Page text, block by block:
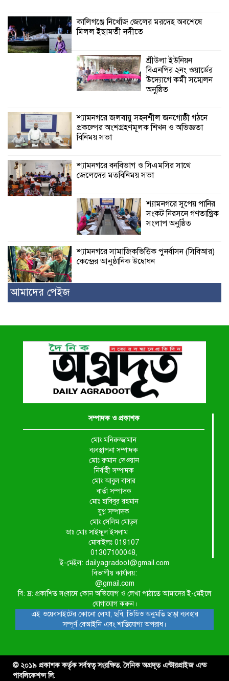
শ্যামনগরে বনবিভাগ ও সিএমসির সাথে
কালিগঞ্জে নিখোঁজ জেলের মরদেহ অবশেষে
মিলল ইছামতী নদীতে
শ্রীউলা ইউনিয়ন
বিএনপির ২নং ওয়ার্ডের
উদ্যোগে কর্মী সম্মেলন
অনুষ্ঠিত
শ্যামনগরে জলবায়ু সহনশীল জনগোষ্ঠী গঠনে
প্রকল্পের অংশগ্রহণমূলক শিখন ও অভিজ্ঞতা
বিনিময় সভা
শ্যামনগরে বনবিভাগ ও সিএমসির সাথে
জেলেদের মতবিনিময় সভা
শ্যামনগরে সুপেয় পানির
সংকট নিরসনে গণতান্ত্রিক
সংলাপ অনুষ্ঠিত
শ্যামনগরে সামাজিকভিত্তিক পুনর্বাসন (সিবিআর)
কেন্দ্রের আনুষ্ঠানিক উদ্বোধন
আমাদের পেইজ
সম্পাদক ও প্রকাশক
মোঃ মনিরুজ্জামান
ব্যবস্থাপনা সম্পাদক
মোঃ রুমান দেওয়ান
নির্বাহী সম্পাদক
মোঃ আবুল বাসার
বার্তা সম্পাদক
মোঃ হাবিবুর রহমান
যুগ্ন সম্পাদক
মোঃ সেলিম মোড়ল
ডাঃ মোঃ সাইফুল ইসলাম
মোবাইলঃ 019107
01307100048,
ই-মেইল: dailyagradoot@gmail.com
বিভাগীয় কার্যালয়:
@gmail.com
বি: দ্র: প্রকাশিত সংবাদে কোন অভিযোগ ও লেখা পাঠাতে আমাদের ই-মেইলে
যোগাযোগ করুন।
এই ওয়েবসাইটের কোনো লেখা, ছবি, ভিডিও অনুমতি ছাড়া ব্যবহার
সম্পূর্ণ বেআইনি এবং শাস্তিযোগ্য অপরাধ।
© ২০১৯ প্রকাশক কর্তৃক সর্বস্বত্ব সংরক্ষিত. দৈনিক অগ্রদূত এন্টারপ্রাইজ এন্ড
পাবলিকেশন্স লি.